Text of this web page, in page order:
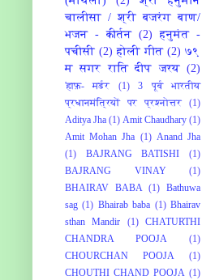
चालीसा / श्री बजरंग बाण/
भजन - कीर्तन (2)
हनुमंत -
पचीसी (2) होली गीत (2) ७९
म सगर राति‍ दीप जरय (2)
'हाफ़- मर्डर (1)
3 पूर्व भारतीय
प्रधानमंत्रियों पर प्रश्नोत्तर
(1)
Aditya Jha (1) Amit Chaudhary (1)
Amit Mohan Jha (1) Anand Jha
(1)
BAJRANG BATISHI
(1)
BAJRANG VINAY
(1)
BHAIRAV BABA (1) Bathuwa
sag (1) Bhairab baba (1) Bhairav
sthan Mandir
(1) CHATURTHI
CHANDRA POOJA
(1)
CHOURCHAN POOJA
(1)
CHOUTHI CHAND POOJA (1)